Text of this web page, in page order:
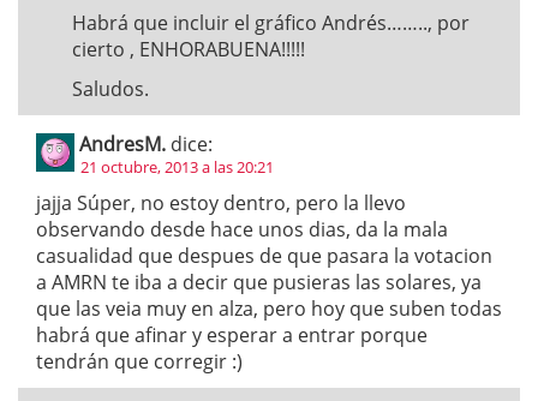
Habrá que incluir el gráfico Andrés…….., por
cierto , ENHORABUENA!!!!!
Saludos.
AndresM. dice:
21 octubre, 2013 a las 20:21
jajja Súper, no estoy dentro, pero la llevo
observando desde hace unos dias, da la mala
casualidad que despues de que pasara la votacion
a AMRN te iba a decir que pusieras las solares, ya
que las veia muy en alza, pero hoy que suben todas
habrá que afinar y esperar a entrar porque
tendrán que corregir :)